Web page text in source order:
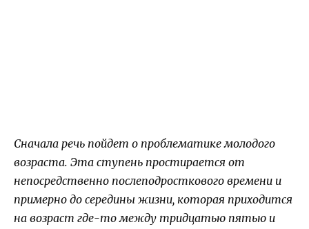
Сначала речь пойдет о проблематике молодого
возраста. Эта ступень простирается от
непосредственно послеподросткового времени и
примерно до середины жизни, которая приходится
на возраст где-то между тридцатью пятью и